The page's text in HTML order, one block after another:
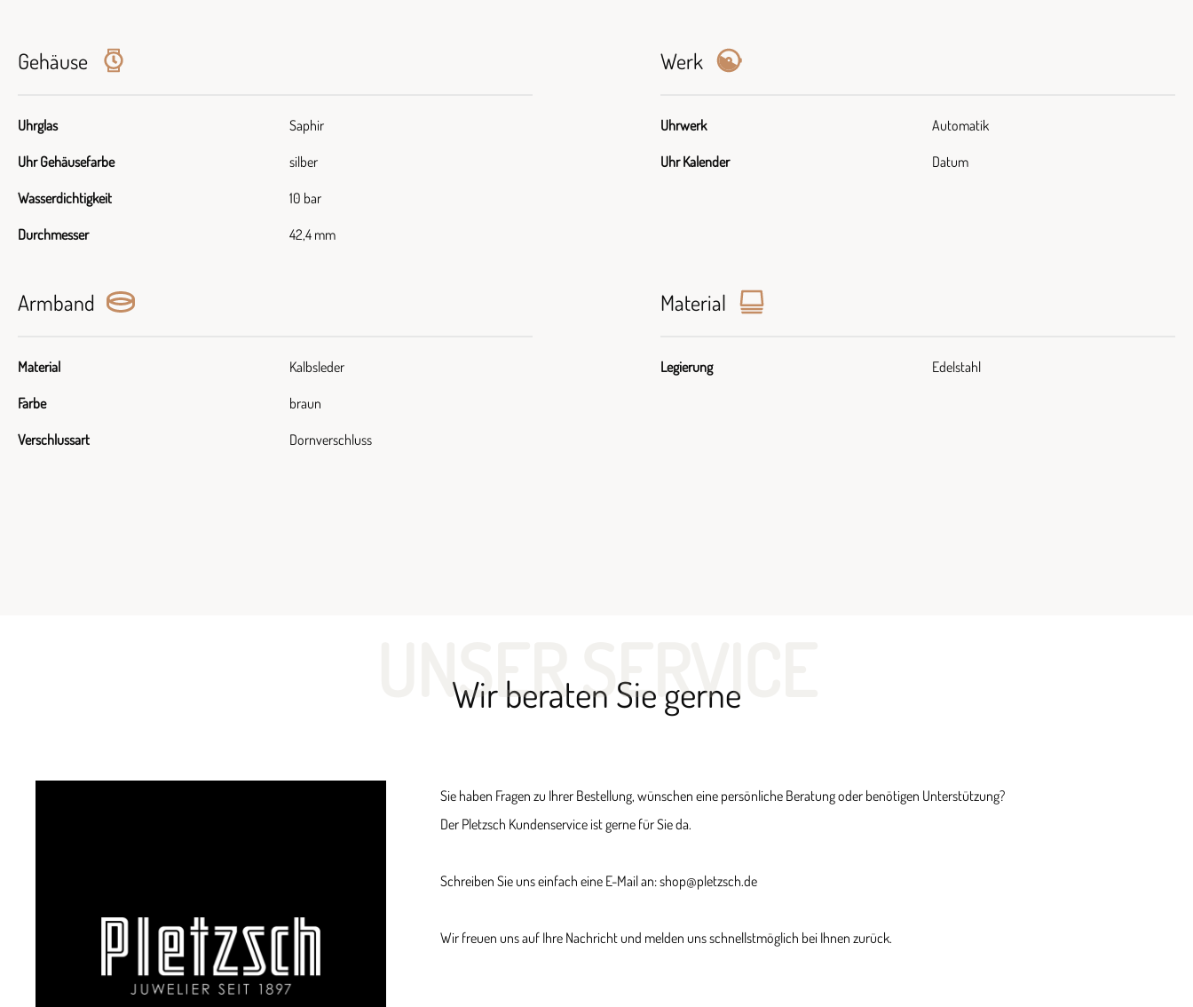
Gehäuse
Uhrglas Saphir
Uhr Gehäusefarbe silber
Wasserdichtigkeit 10 bar
Durchmesser 42,4 mm
Werk
Uhrwerk Automatik
Uhr Kalender Datum
Armband
Material Kalbsleder
Farbe braun
Verschlussart Dornverschluss
Material
Legierung Edelstahl
UNSER SERVICE
Wir beraten Sie gerne
Sie haben Fragen zu Ihrer Bestellung, wünschen eine persönliche Beratung oder benötigen Unterstützung?
Der Pletzsch Kundenservice ist gerne für Sie da.
Schreiben Sie uns einfach eine E-Mail an: shop@pletzsch.de
Wir freuen uns auf Ihre Nachricht und melden uns schnellstmöglich bei Ihnen zurück.